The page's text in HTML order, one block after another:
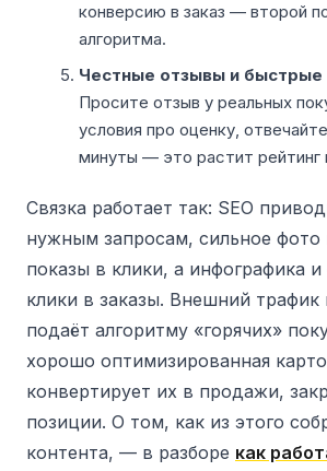
конверсию в заказ — второй
алгоритма.
Честные отзывы и быстрые
Просите отзыв у реальных
условия про оценку,
минуты — это растит рейтинг
Связка работает так: SEO
нужным запросам, сильное фото
показы в клики, а инфографика
клики в заказы. Внешний трафик
подаёт алгоритму «горячих»
хорошо оптимизированная
конвертирует их в продажи,
позиции. О том, как из этого
контента, — в разборе как